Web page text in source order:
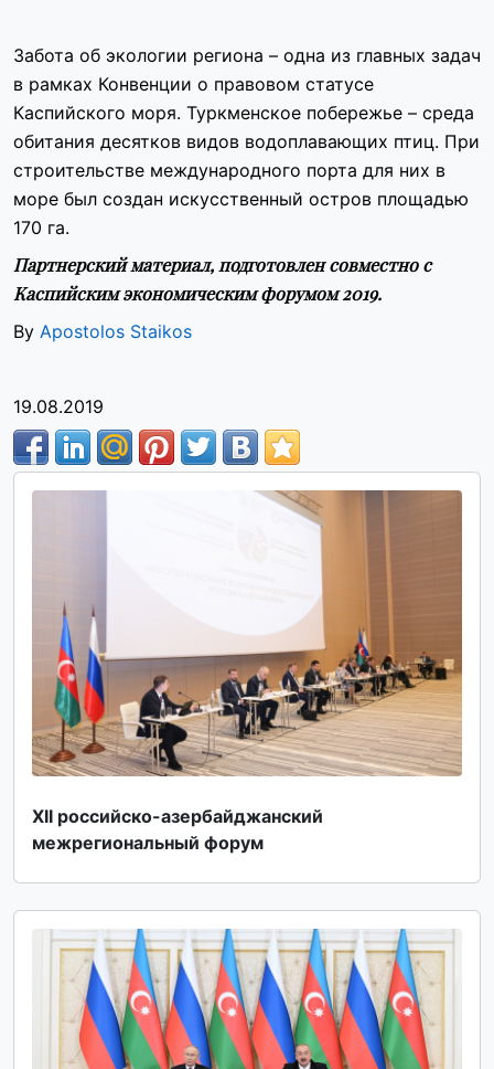
Забота об экологии региона – одна из главных задач
в рамках Конвенции о правовом статусе
Каспийского моря. Туркменское побережье – среда
обитания десятков видов водоплавающих птиц. При
строительстве международного порта для них в
море был создан искусственный остров площадью
170 га.
Партнерский материал, подготовлен совместно с
Каспийским экономическим форумом 2019.
By Apostolos Staikos
19.08.2019
XII российско-азербайджанский
межрегиональный форум